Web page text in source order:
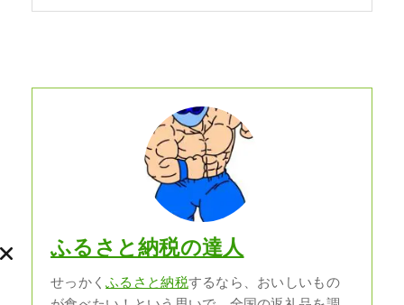
ふるさと納税の達人
せっかくふるさと納税するなら、おいしいもの